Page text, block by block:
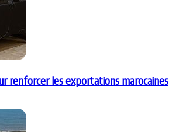
renforcer les exportations marocaines